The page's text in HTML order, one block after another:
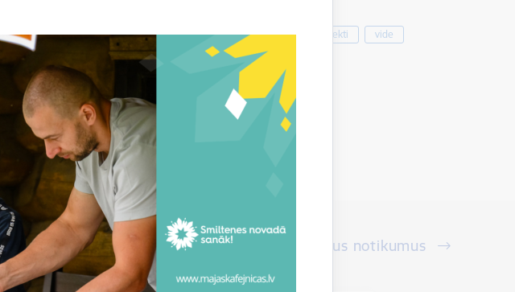
07.08.2026. Kultūra Projekti vide
Skatīt visus notikumus